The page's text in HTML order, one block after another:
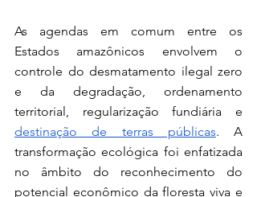
As agendas em comum entre os
Estados amazônicos envolvem o
controle do desmatamento ilegal zero
e da degradação, ordenamento
destinação de terras públicas. A
transformação ecológica foi enfatizada
no âmbito do reconhecimento do
potencial econômico da floresta viva e